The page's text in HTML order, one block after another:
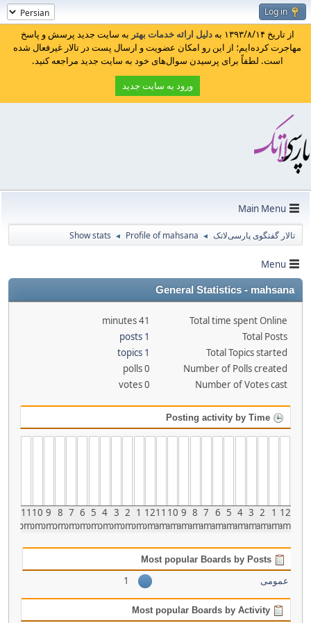
Log in
از تاریخ ۱۳۹۳/۸/۱۴ به دلیل ارائه خدمات بهتر به سایت جدید پرسش و پاسخ
مهاجرت کرده‌ایم؛ از این رو امکان عضویت و ارسال پست در تالار غیرفعال شده
است. لطفاً برای پرسیدن سوال‌های خود به سایت جدید مراجعه کنید.
ورود به سایت جدید
Main Menu
تالار گفتگوی پارسی‌لاتک ◄
Profile of mahsana
◄
Show stats
Menu
General Statistics - mahsana
Total time spent Online
41 minutes
Total Posts
1 posts
Total Topics started
1 topics
Number of Polls created
0 polls
Number of Votes cast
0 votes
12
am
1
am
2
am
3
am
4
am
5
am
6
am
7
am
8
am
9
am
10
am
11
am
12
pm
1
pm
2
pm
3
pm
4
pm
5
pm
6
pm
7
pm
8
pm
9
pm
10
pm
11
pm
عمومی 1